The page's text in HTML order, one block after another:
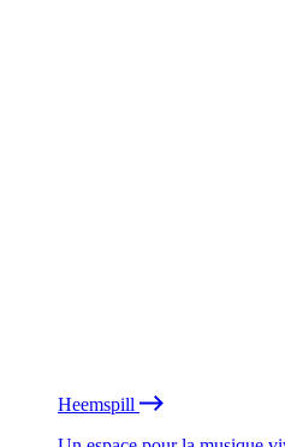
Heemspill